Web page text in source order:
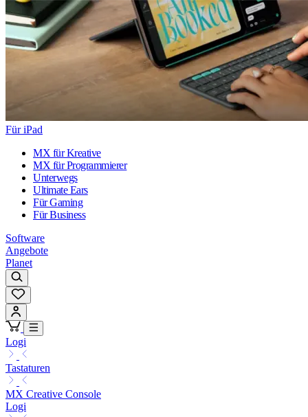
Für iPad
MX für Kreative
MX für Programmierer
Unterwegs
Ultimate Ears
Für Gaming
Für Business
Software
Angebote
Planet
Logi
Tastaturen
MX Creative Console
Logi